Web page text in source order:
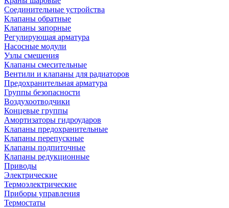
Соединительные устройства
Клапаны обратные
Клапаны запорные
Регулирующая арматура
Насосные модули
Узлы смешения
Клапаны смесительные
Вентили и клапаны для радиаторов
Предохранительная арматура
Группы безопасности
Воздухоотводчики
Концевые группы
Амортизаторы гидроударов
Клапаны предохранительные
Клапаны перепускные
Клапаны подпиточные
Клапаны редукционные
Приводы
Электрические
Термоэлектрические
Приборы управления
Термостаты